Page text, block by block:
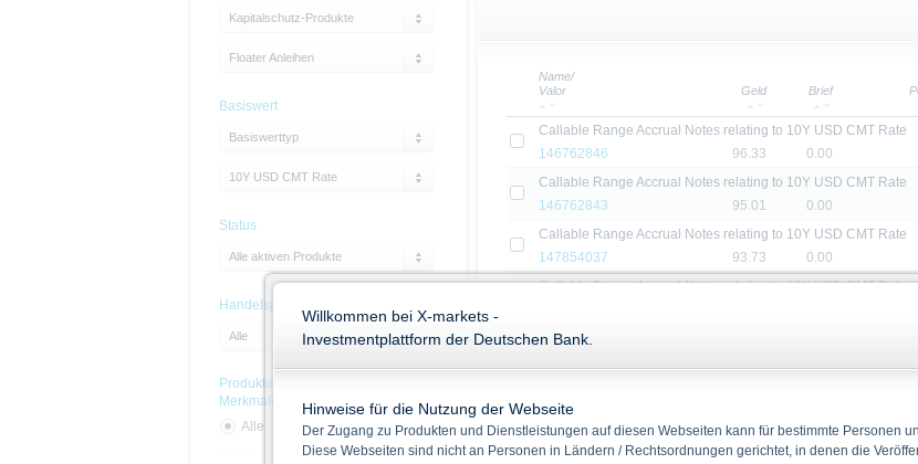
Name/
Valor
Geld Brief
Callable Range Accrual Notes relating to 10Y USD CMT Rate
146762846
96.33 0.00
Callable Range Accrual Notes relating to 10Y USD CMT Rate
146762843
95.01 0.00
Callable Range Accrual Notes relating to 10Y USD CMT Rate
147854037
93.73 0.00
Callable Range Accrual Notes relating to 10Y USD CMT Rate
Callable Range Accrual Notes relating to 10Y USD CMT Rate
147854109
Callable Range Accrual Notes relating to 10Y USD CMT Rate
Kapitalschutz-Produkte
Floater Anleihen
Basiswert
Basiswerttyp
10Y USD CMT Rate
Status
Alle aktiven Produkte
Handelsplatz
Alle
Produkte mit Nachhaltigskeits-
Merkmalen
Alle
Ja Nein
Willkommen bei X-markets -
Investmentplattform der Deutschen Bank.
Hinweise für die Nutzung der Webseite
Der Zugang zu Produkten und Dienstleistungen auf diesen Webseiten kann für bestimmte Personen
Diese Webseiten sind nicht an Personen in Ländern / Rechtsordnungen gerichtet, in denen die